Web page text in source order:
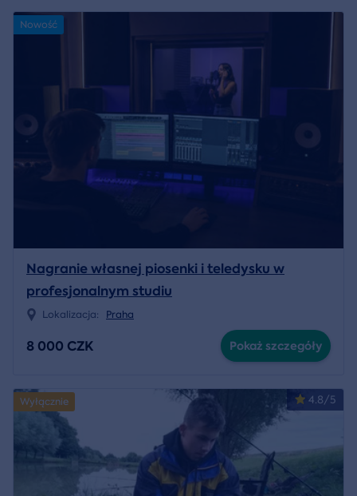
Nowość
Nagranie własnej piosenki i teledysku w
profesjonalnym studiu
Lokalizacja: Praha
8 000 CZK Pokaż szczegóły
4.8/5
Wyłącznie